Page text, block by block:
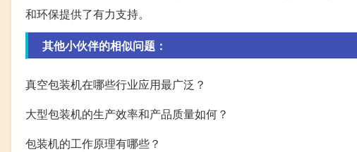
和环保提供了有力支持。
其他小伙伴的相似问题：
真空包装机在哪些行业应用最广泛？
大型包装机的生产效率和产品质量如何？
包装机的工作原理有哪些？